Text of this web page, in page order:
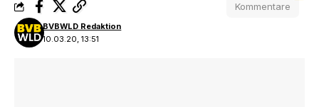
10.03.20, 13:51
BVBWLD Redaktion
Kommentare